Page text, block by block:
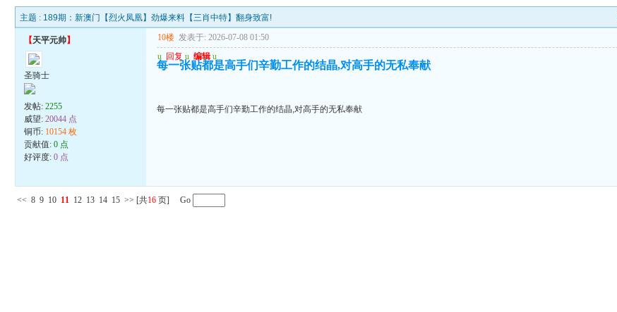
主题 : 189期：新澳门【烈火凤凰】劲爆来料【三肖中特】翻身致富!
【天平元帅】
圣骑士
发帖:2255
威望:20044 点
铜币: 10154 枚
贡献值:0 点
好评度:0 点
10楼 发表于: 2026-07-08 01:50
u 回复 u 编辑 u
每一张贴都是高手们辛勤工作的结晶,对高手的无私奉献
每一张贴都是高手们辛勤工作的结晶,对高手的无私奉献
<< 8 9 10 11 12 13 14 15 >> [共16 页] Go